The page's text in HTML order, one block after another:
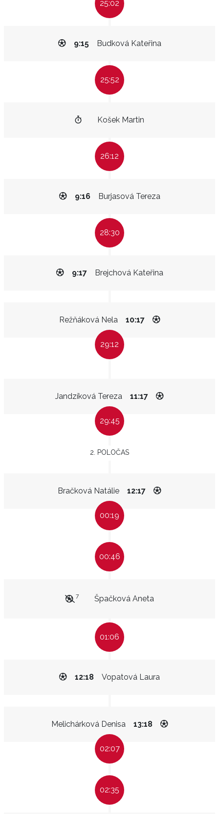
25:02
Budková Kateřina
9:15
25:52
Košek Martin
26:12
Burjasová Tereza
9:16
28:30
Brejchová Kateřina
9:17
Režňáková Nela 10:17
29:12
Jandzíková Tereza 11:17
29:45
2. POLOČAS
Bračková Natálie 12:17
00:19
00:46
Špačková Aneta
7
01:06
Vopatová Laura
12:18
Melichárková Denisa 13:18
02:07
02:35